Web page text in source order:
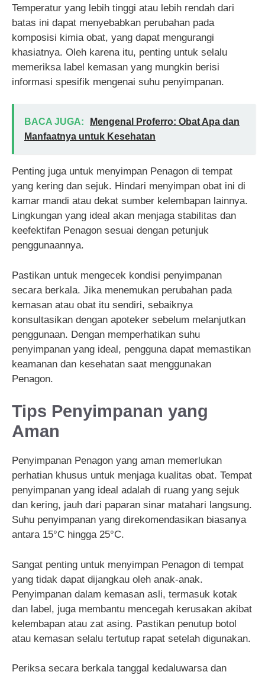
Temperatur yang lebih tinggi atau lebih rendah dari
batas ini dapat menyebabkan perubahan pada
komposisi kimia obat, yang dapat mengurangi
khasiatnya. Oleh karena itu, penting untuk selalu
memeriksa label kemasan yang mungkin berisi
informasi spesifik mengenai suhu penyimpanan.
BACA JUGA:
Mengenal Proferro: Obat Apa dan
Manfaatnya untuk Kesehatan
Penting juga untuk menyimpan Penagon di tempat
yang kering dan sejuk. Hindari menyimpan obat ini di
kamar mandi atau dekat sumber kelembapan lainnya.
Lingkungan yang ideal akan menjaga stabilitas dan
keefektifan Penagon sesuai dengan petunjuk
penggunaannya.
Pastikan untuk mengecek kondisi penyimpanan
secara berkala. Jika menemukan perubahan pada
kemasan atau obat itu sendiri, sebaiknya
konsultasikan dengan apoteker sebelum melanjutkan
penggunaan. Dengan memperhatikan suhu
penyimpanan yang ideal, pengguna dapat memastikan
keamanan dan kesehatan saat menggunakan
Penagon.
Tips Penyimpanan yang
Aman
Penyimpanan Penagon yang aman memerlukan
perhatian khusus untuk menjaga kualitas obat. Tempat
penyimpanan yang ideal adalah di ruang yang sejuk
dan kering, jauh dari paparan sinar matahari langsung.
Suhu penyimpanan yang direkomendasikan biasanya
antara 15°C hingga 25°C.
Sangat penting untuk menyimpan Penagon di tempat
yang tidak dapat dijangkau oleh anak-anak.
Penyimpanan dalam kemasan asli, termasuk kotak
dan label, juga membantu mencegah kerusakan akibat
kelembapan atau zat asing. Pastikan penutup botol
atau kemasan selalu tertutup rapat setelah digunakan.
Periksa secara berkala tanggal kedaluwarsa dan